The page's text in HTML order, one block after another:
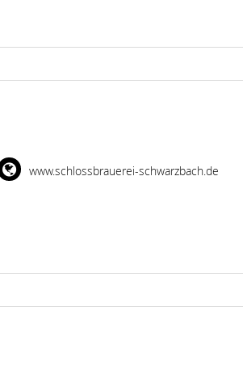
www.schlossbrauerei-schwarzbach.de